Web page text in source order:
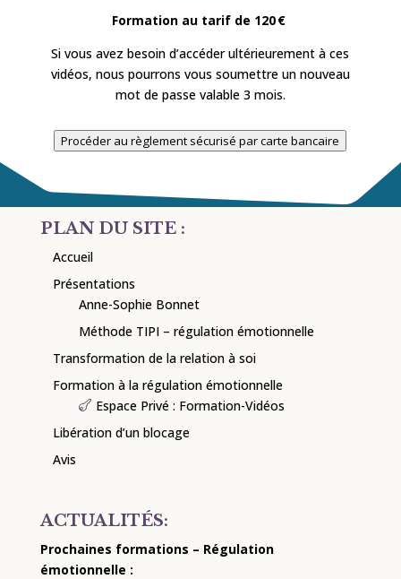
Formation au tarif de 120 €
Si vous avez besoin d’accéder ultérieurement à ces
vidéos, nous pourrons vous soumettre un nouveau
mot de passe valable 3 mois.
Procéder au règlement sécurisé par carte bancaire
PLAN DU SITE :
Accueil
Présentations
Anne-Sophie Bonnet
Méthode TIPI – régulation émotionnelle
Transformation de la relation à soi
Formation à la régulation émotionnelle
Espace Privé : Formation-Vidéos
Libération d’un blocage
Avis
ACTUALITÉS:
Prochaines formations – Régulation
émotionnelle :